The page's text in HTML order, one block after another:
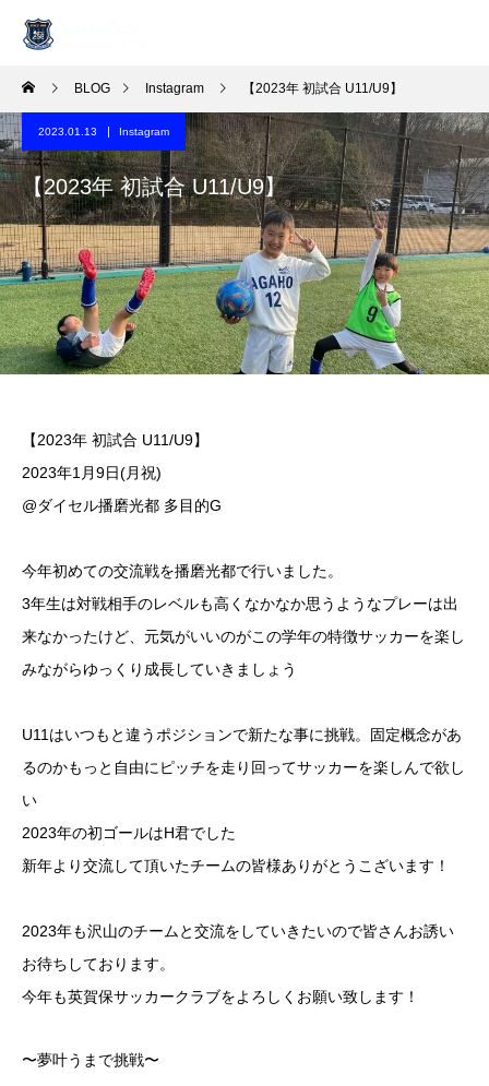
BLOG Instagram 【2023年 初試合 U11/U9】
2023.01.13 Instagram
【2023年 初試合 U11/U9】
【2023年 初試合 U11/U9】
️2023年1月9日(月祝)
@ダイセル播磨光都 多目的G
今年初めての交流戦を播磨光都で行いました。
3年生は対戦相手のレベルも高くなかなか思うようなプレーは出
来なかったけど、元気がいいのがこの学年の特徴サッカーを楽し
みながらゆっくり成長していきましょう
U11はいつもと違うポジションで新たな事に挑戦。固定概念があ
るのかもっと自由にピッチを走り回ってサッカーを楽しんで欲し
い️
2023年の初ゴール️はH君でした
新年より交流して頂いたチームの皆様ありがとうこざいます！
2023年も沢山のチームと交流をしていきたいので皆さんお誘い
お待ちしております。
今年も英賀保サッカークラブをよろしくお願い致します！
⁡〜夢叶うまで挑戦〜